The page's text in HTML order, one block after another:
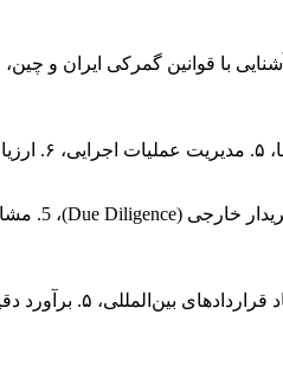
با قوانین گمرکی ایران و